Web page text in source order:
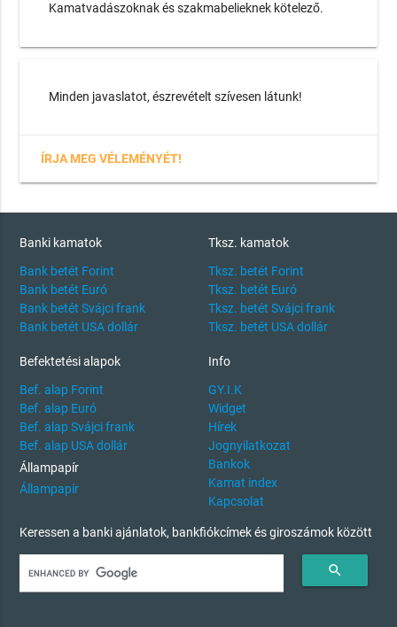
Kamatvadászoknak és szakmabelieknek kötelező.
Minden javaslatot, észrevételt szívesen látunk!
ÍRJA MEG VÉLEMÉNYÉT!
Banki kamatok
Bank betét Forint
Bank betét Euró
Bank betét Svájci frank
Bank betét USA dollár
Tksz. kamatok
Tksz. betét Forint
Tksz. betét Euró
Tksz. betét Svájci frank
Tksz. betét USA dollár
Befektetési alapok
Bef. alap Forint
Bef. alap Euró
Bef. alap Svájci frank
Bef. alap USA dollár
Állampapír
Állampapír
Info
GY.I.K
Widget
Hírek
Jognyilatkozat
Bankok
Kamat index
Kapcsolat
Keressen a banki ajánlatok, bankfiókcímek és giroszámok között
search